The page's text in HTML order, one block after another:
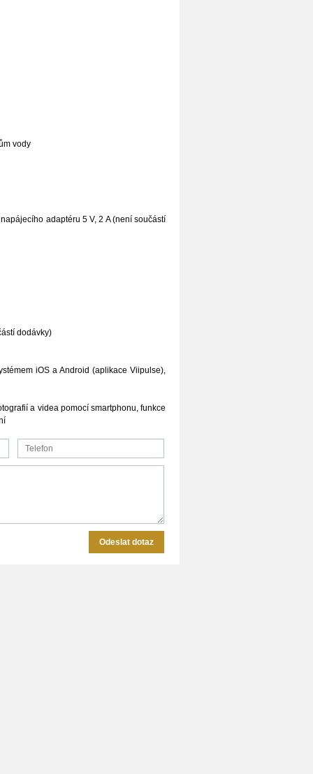
vody
adaptéru 5 V, 2 A (není součástí
dodávky)
iOS a Android (aplikace Viipulse),
a videa pomocí smartphonu, funkce
Odeslat dotaz